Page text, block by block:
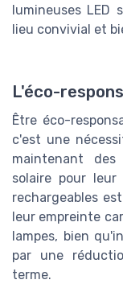
lumineuses LED
lieu convivial et
L'éco-
Être éco-
c'est une
maintenant
solaire pour
rechargeables
leur empreinte
lampes, bien
par une
terme.